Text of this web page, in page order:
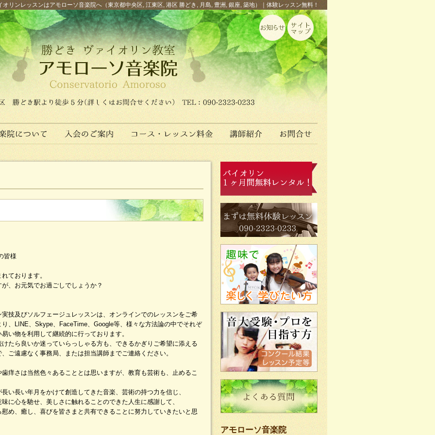
リンレッスンはアモローソ音楽院へ（東京都中央区, 江東区, 港区 勝どき, 月島, 豊洲, 銀座, 築地）｜体験レッスン無料！
皆様
ております。
、お元気でお過ごしでしょうか？
技及びソルフェージュレッスンは​、オンラインでのレッスンをご希
、LINE、Skype、FaceTime、Google等、様々な方法論の中で​それぞ
い物を利用して継続的に行っております。
たら良いか迷っていらっしゃる方も、できるかぎりご希望に添える
ご遠慮なく事務局、または担当講師までご連絡ください。
痒さは当然色々あることとは思いますが、教育も芸術も、止めるこ
い長い年月をかけて創造してきた音楽、芸術の持つ力を信じ、
に心を馳せ、美しさに触れることのできた人生に感謝して、
め、癒し、喜びを皆さまと共有できることに努力していきたいと思
アモローソ音楽院